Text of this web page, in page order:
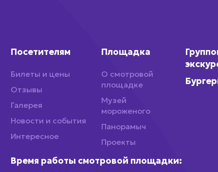
Посетителям
Билеты и цены
Отзывы
Галерея
Новости и события
Интересное
Площадка
О смотровой
площадке
Музей
мороженого
Панорамыч
Проекты
Время работы смотровой площадки: